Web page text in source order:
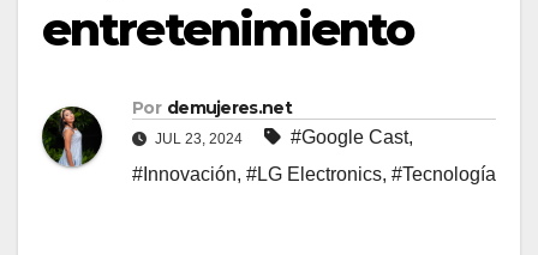
entretenimiento
Por demujeres.net
JUL 23, 2024 #Google Cast,
#Innovación, #LG Electronics, #Tecnología